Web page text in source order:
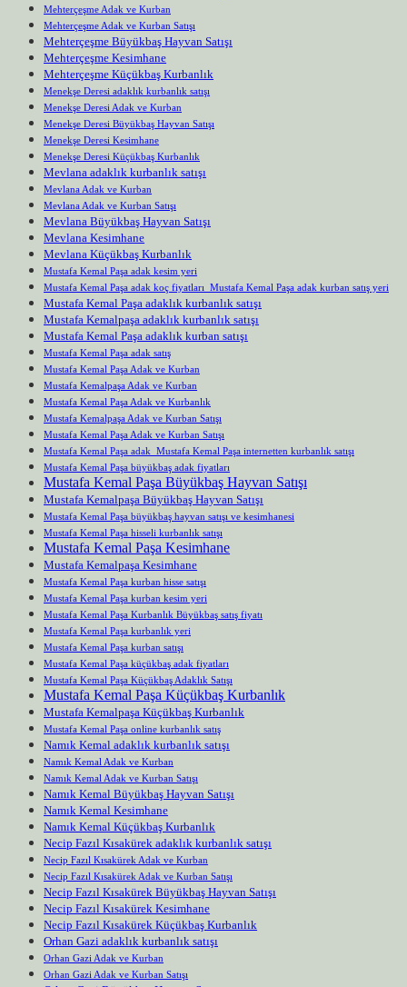
Mehterçeşme Adak ve Kurban
Mehterçeşme Adak ve Kurban Satışı
Mehterçeşme Büyükbaş Hayvan Satışı
Mehterçeşme Kesimhane
Mehterçeşme Küçükbaş Kurbanlık
Menekşe Deresi adaklık kurbanlık satışı
Menekşe Deresi Adak ve Kurban
Menekşe Deresi Büyükbaş Hayvan Satışı
Menekşe Deresi Kesimhane
Menekşe Deresi Küçükbaş Kurbanlık
Mevlana adaklık kurbanlık satışı
Mevlana Adak ve Kurban
Mevlana Adak ve Kurban Satışı
Mevlana Büyükbaş Hayvan Satışı
Mevlana Kesimhane
Mevlana Küçükbaş Kurbanlık
Mustafa Kemal Paşa adak kesim yeri
Mustafa Kemal Paşa adak koç fiyatları Mustafa Kemal Paşa adak kurban satış yeri
Mustafa Kemal Paşa adaklık kurbanlık satışı
Mustafa Kemalpaşa adaklık kurbanlık satışı
Mustafa Kemal Paşa adaklık kurban satışı
Mustafa Kemal Paşa adak satış
Mustafa Kemal Paşa Adak ve Kurban
Mustafa Kemalpaşa Adak ve Kurban
Mustafa Kemal Paşa Adak ve Kurbanlık
Mustafa Kemalpaşa Adak ve Kurban Satışı
Mustafa Kemal Paşa Adak ve Kurban Satışı
Mustafa Kemal Paşa adak Mustafa Kemal Paşa internetten kurbanlık satışı
Mustafa Kemal Paşa büyükbaş adak fiyatları
Mustafa Kemal Paşa Büyükbaş Hayvan Satışı
Mustafa Kemalpaşa Büyükbaş Hayvan Satışı
Mustafa Kemal Paşa büyükbaş hayvan satışı ve kesimhanesi
Mustafa Kemal Paşa hisseli kurbanlık satışı
Mustafa Kemal Paşa Kesimhane
Mustafa Kemalpaşa Kesimhane
Mustafa Kemal Paşa kurban hisse satışı
Mustafa Kemal Paşa kurban kesim yeri
Mustafa Kemal Paşa Kurbanlık Büyükbaş satış fiyatı
Mustafa Kemal Paşa kurbanlık yeri
Mustafa Kemal Paşa kurban satışı
Mustafa Kemal Paşa küçükbaş adak fiyatları
Mustafa Kemal Paşa Küçükbaş Adaklık Satışı
Mustafa Kemal Paşa Küçükbaş Kurbanlık
Mustafa Kemalpaşa Küçükbaş Kurbanlık
Mustafa Kemal Paşa online kurbanlık satış
Namık Kemal adaklık kurbanlık satışı
Namık Kemal Adak ve Kurban
Namık Kemal Adak ve Kurban Satışı
Namık Kemal Büyükbaş Hayvan Satışı
Namık Kemal Kesimhane
Namık Kemal Küçükbaş Kurbanlık
Necip Fazıl Kısakürek adaklık kurbanlık satışı
Necip Fazıl Kısakürek Adak ve Kurban
Necip Fazıl Kısakürek Adak ve Kurban Satışı
Necip Fazıl Kısakürek Büyükbaş Hayvan Satışı
Necip Fazıl Kısakürek Kesimhane
Necip Fazıl Kısakürek Küçükbaş Kurbanlık
Orhan Gazi adaklık kurbanlık satışı
Orhan Gazi Adak ve Kurban
Orhan Gazi Adak ve Kurban Satışı